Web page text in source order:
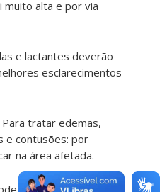
muito alta e por via
e lactantes deverão
esclarecimentos
Para tratar edemas,
e contusões: por
na área afetada.
ser misturado com